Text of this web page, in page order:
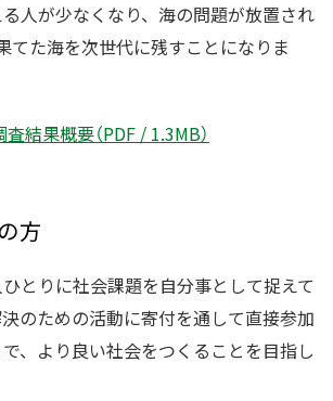
人が少なくなり、海の問題が放置され
てた海を次世代に残すことになりま
結果概要（PDF / 1.3MB）
方
とりに社会課題を自分事として捉えて
のための活動に寄付を通して直接参加
、より良い社会をつくることを目指し